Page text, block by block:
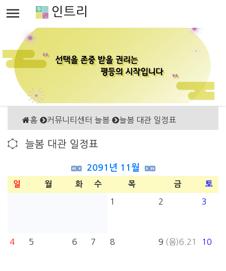
인트리
홈 커뮤니티센터 늘봄 늘봄 대관 일정표
늘봄 대관 일정표
2091년 11월
일 월 화 수 목 금 토
1 2 3
4 5 6 7 8 9 (음)6.21 10